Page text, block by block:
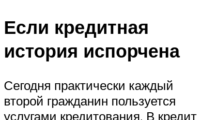
Если кредитная
история испорчена
Сегодня практически каждый
второй гражданин пользуется
услугами кредитования. В кредит